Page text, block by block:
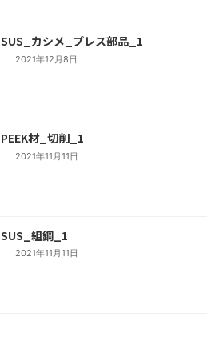
SUS_カシメ_プレス部品_1
2021年12月8日
PEEK材_切削_1
2021年11月11日
SUS_組鋼_1
2021年11月11日